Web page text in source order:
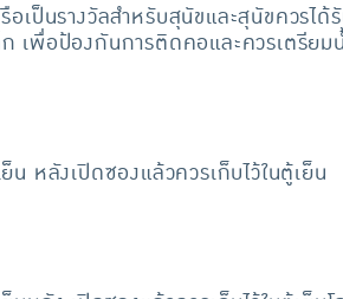
อเป็นรางวัลสำหรับสุนัขและสุนัขควรไ
เพื่อป้องกันการติดคอและควรเตรียม
น หลังเปิดซองแล้วควรเก็บไว้ในตู้เย็น